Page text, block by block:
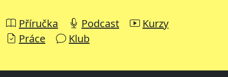
Příručka Podcast
Kurzy
Práce
Klub